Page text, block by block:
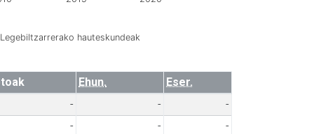
hauteskundeak
Ehun.
Eser.
- -
-
- -
-